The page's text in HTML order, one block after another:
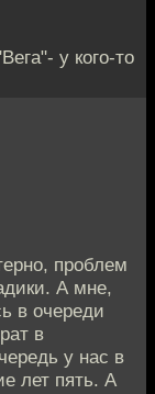
у кого-то
проблем
А мне,
в очереди
в
у нас в
лет пять. А